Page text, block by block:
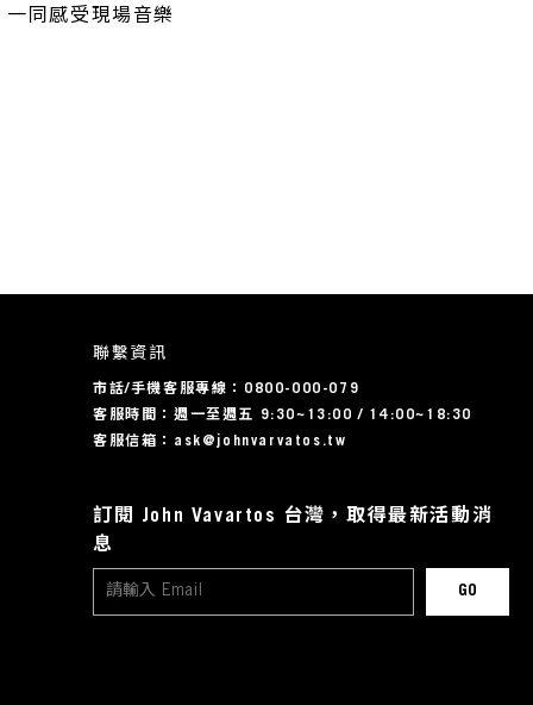
同感受現場音樂
聯繫資訊
市話/手機客服專線：0800-000-079
客服時間：週一至週五 9:30~13:00 / 14:00~18:30
客服信箱：ask@johnvarvatos.tw
訂閱 John Vavartos 台灣，取得最新活動消
息